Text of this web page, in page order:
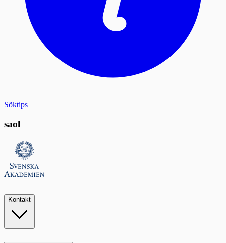
Söktips
saol
Kontakt